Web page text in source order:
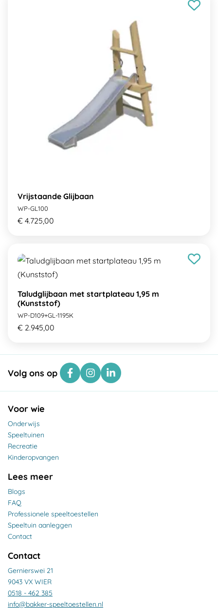
Vrijstaande Glijbaan
WP-GL100
€ 4.725,00
Taludglijbaan met startplateau 1,95 m
(Kunststof)
WP-D109+GL-1195K
€ 2.945,00
Volg ons op
Voor wie
Onderwijs
Speeltuinen
Recreatie
Kinderopvangen
Lees meer
Blogs
FAQ
Professionele speeltoestellen
Speeltuin aanleggen
Contact
Contact
Gernierswei 21
9043 VX WIER
0518 - 462 385
info@bakker-speeltoestellen.nl